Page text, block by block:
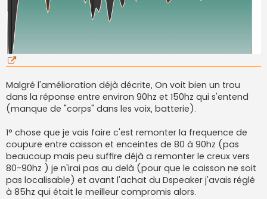
Malgré l'amélioration déjà décrite, On voit bien un trou
dans la réponse entre environ 90hz et 150hz qui s'entend
(manque de "corps" dans les voix, batterie).
1° chose que je vais faire c'est remonter la frequence de
coupure entre caisson et enceintes de 80 à 90hz (pas
beaucoup mais peu suffire déjà a remonter le creux vers
80-90hz ) je n'irai pas au delà (pour que le caisson ne soit
pas localisable) et avant l'achat du Dspeaker j'avais réglé
à 85hz qui était le meilleur compromis alors.